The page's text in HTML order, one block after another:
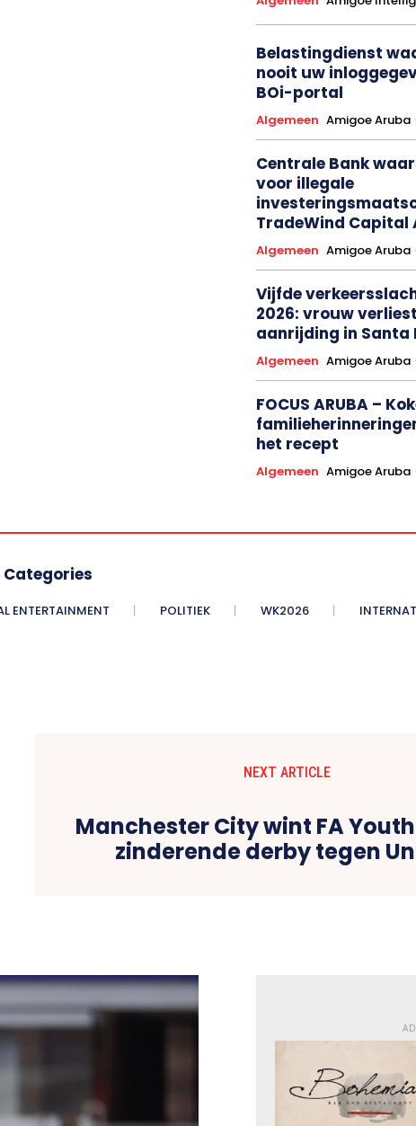
Belastingdienst
nooit uw
BOi-portal
Algemeen Amigoe Aruba
Centrale Bank
voor illegale
TradeWind Capital
Algemeen Amigoe Aruba
Vijfde
2026: vrouw
aanrijding in Santa
Algemeen Amigoe Aruba
FOCUS ARUBA –
het recept
Algemeen Amigoe Aruba
ENTERTAINMENT POLITIEK WK2026
NEXT ARTICLE
Manchester City wint FA
zinderende derby tegen